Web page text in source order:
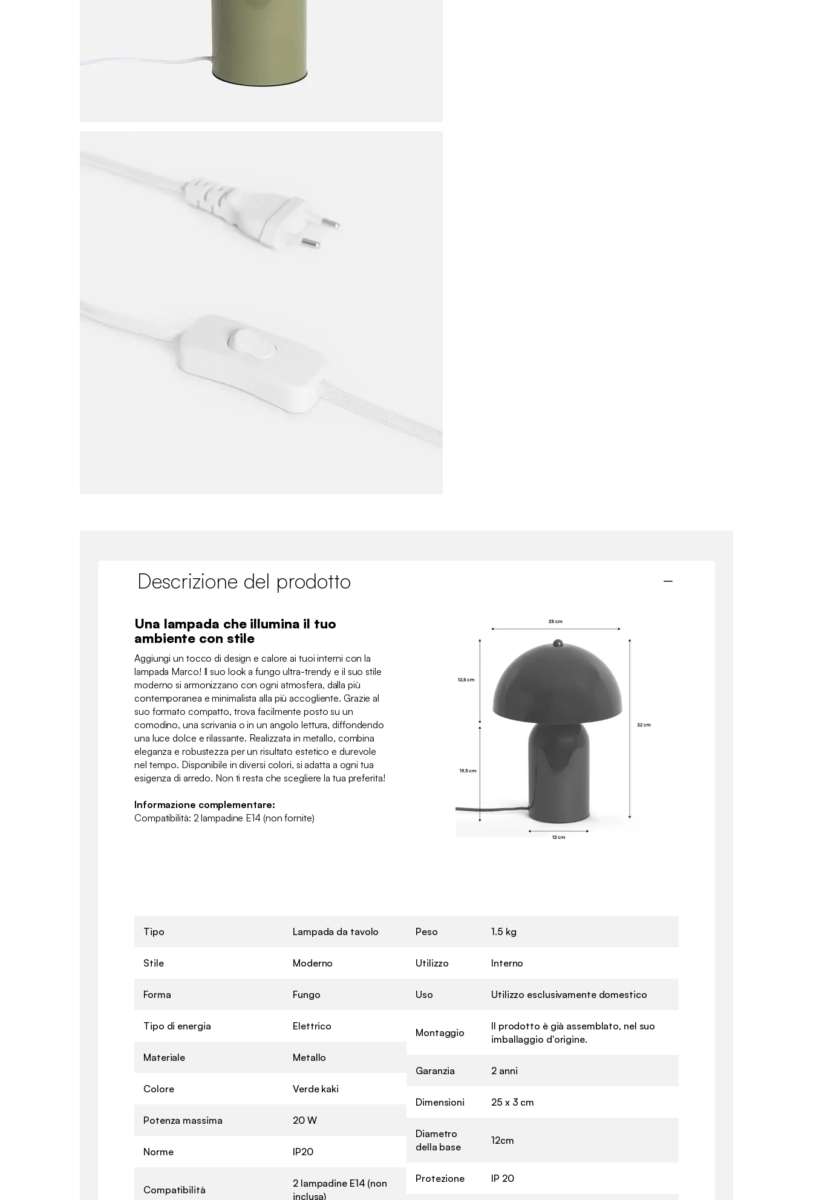
Descrizione del prodotto
Una lampada che illumina il tuo
ambiente con stile
Aggiungi un tocco di design e calore ai tuoi interni con la
lampada Marco! Il suo look a fungo ultra-trendy e il suo stile
moderno si armonizzano con ogni atmosfera, dalla più
contemporanea e minimalista alla più accogliente. Grazie al
suo formato compatto, trova facilmente posto su un
comodino, una scrivania o in un angolo lettura, diffondendo
una luce dolce e rilassante. Realizzata in metallo, combina
eleganza e robustezza per un risultato estetico e durevole
nel tempo. Disponibile in diversi colori, si adatta a ogni tua
esigenza di arredo. Non ti resta che scegliere la tua preferita!
Informazione complementare:
Compatibilità: 2 lampadine E14 (non fornite)
Tipo Lampada da tavolo
Stile Moderno
Forma Fungo
Tipo di energia Elettrico
Materiale Metallo
Colore Verde kaki
Potenza massima 20 W
Norme IP20
Compatibilità
2 lampadine E14 (non
inclusa)
Peso 1.5 kg
Utilizzo Interno
Uso Utilizzo esclusivamente domestico
Montaggio
Il prodotto è già assemblato, nel suo
imballaggio d'origine.
Garanzia 2 anni
Dimensioni 25 x 3 cm
Diametro
della base
12cm
Protezione IP 20